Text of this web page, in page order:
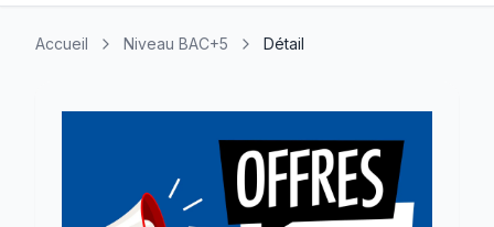
Accueil Niveau BAC+5 Détail